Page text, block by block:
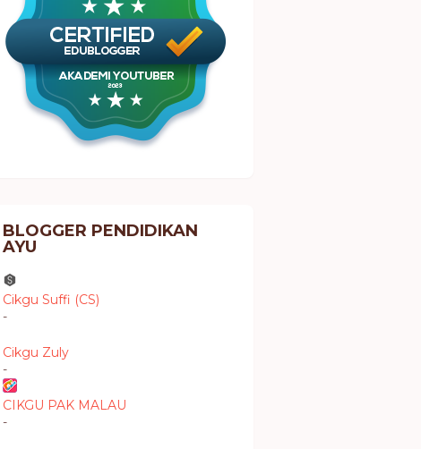
BLOGGER PENDIDIKAN
AYU
Cikgu Suffi (CS)
-
Cikgu Zuly
-
CIKGU PAK MALAU
-